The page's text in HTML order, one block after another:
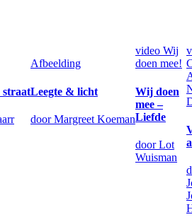
straat
Afbeelding
Leegte & licht
door Margreet Koeman
video Wij
doen mee!
Wij doen
mee –
Liefde
door Lot
Wuisman